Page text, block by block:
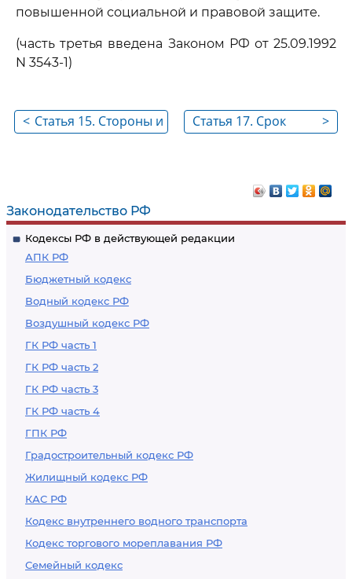
Законодательство РФ
Кодексы РФ в действующей редакции
АПК РФ
Бюджетный кодекс
Водный кодекс РФ
Воздушный кодекс РФ
ГК РФ часть 1
ГК РФ часть 2
ГК РФ часть 3
ГК РФ часть 4
ГПК РФ
Градостроительный кодекс РФ
Жилищный кодекс РФ
КАС РФ
Кодекс внутреннего водного транспорта
Кодекс торгового мореплавания РФ
Семейный кодекс
повышенной социальной и правовой защите.
(часть третья введена Законом РФ от 25.09.1992
N 3543-1)
< Статья 15. Стороны и
>
Статья 17. Срок